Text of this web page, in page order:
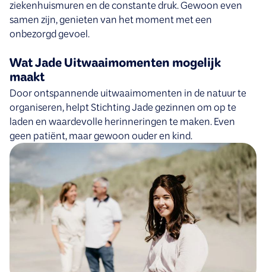
ziekenhuismuren en de constante druk. Gewoon even
samen zijn, genieten van het moment met een
onbezorgd gevoel.
Wat Jade Uitwaaimomenten mogelijk
maakt
Door ontspannende uitwaaimomenten in de natuur te
organiseren, helpt Stichting Jade gezinnen om op te
laden en waardevolle herinneringen te maken. Even
geen patiënt, maar gewoon ouder en kind.